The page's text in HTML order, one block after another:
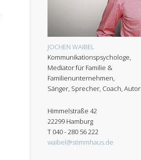
JOCHEN WAIBEL
Kommunikationspsychologe,
Mediator für Familie &
Familienunternehmen,
Sänger, Sprecher, Coach, Autor
Himmelstraße 42
22299 Hamburg
T 040 - 280 56 222
waibel@stimmhaus.de